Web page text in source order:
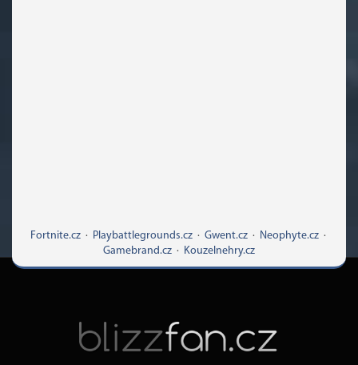
Fortnite.cz· Playbattlegrounds.cz· Gwent.cz· Neophyte.cz·
Gamebrand.cz · Kouzelnehry.cz